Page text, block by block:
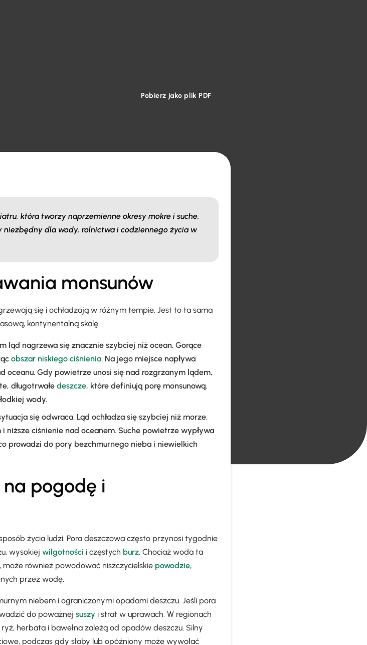
Pobierz jako plik PDF
która tworzy naprzemienne okresy mokre i suche,
dla wody, rolnictwa i codziennego życia w
monsunów
się i ochładzają w różnym tempie. Jest to ta sama
kontynentalną skalę.
ląd nagrzewa się znacznie szybciej niż ocean. Gorące
obszar niskiego ciśnienia. Na jego miejsce napływa
oceanu. Gdy powietrze unosi się nad rozgrzanym lądem,
długotrwałe deszcze, które definiują porę monsunową.
wody.
się odwraca. Ląd ochładza się szybciej niż morze,
niższe ciśnienie nad oceanem. Suche powietrze wypływa
prowadzi do pory bezchmurnego nieba i niewielkich
pogodę i
życia ludzi. Pora deszczowa często przynosi tygodnie
wysokiej wilgotności i częstych burz. Chociaż woda ta
również powodować niszczycielskie powodzie,
przez wodę.
niebem i ograniczonymi opadami deszczu. Jeśli pora
do poważnej suszy i strat w uprawach. W regionach
herbata i bawełna zależą od opadów deszczu. Silny
podczas gdy słaby lub opóźniony może wywołać